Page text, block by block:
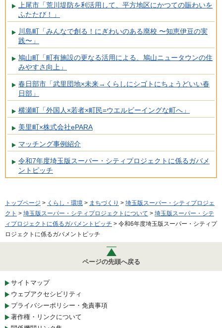
上尾市「荒川堤防を利活用して、平方地区にかつての賑わいを
ふたたび！」
川島町「みんなで創る！にぎわいのある廃校 〜知恵伊豆の実
践〜」
鳩山町「町有施設の更なる活用による、鳩山ニュータウンの住
みやすさ向上」
春日部市「武里団地×未来→くらしにシゴトにちょうどいい春
日部」
横瀬町「外国人×若者×町民=ウエルビーイングな町へ」
美里町×株式会社ePARA
マッチング事例紹介
令和7年度埼玉版スーパー・シティプロジェクトに係るガバメ
ントピッチ
トップページ > くらし・環境 > まちづくり > 埼玉版スーパー・シティプロジェ
クト > 埼玉版スーパー・シティプロジェクトについて > 埼玉版スーパー・シテ
ィプロジェクトに係るガバメントピッチ > 令和6年度埼玉版スーパー・シティプ
ロジェクトに係るガバメントピッチ
ページの先頭へ戻る
サイトマップ
ウェブアクセシビリティ
プライバシーポリシー・免責事項
著作権・リンクについて